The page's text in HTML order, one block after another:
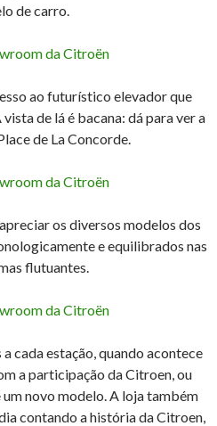
de carro.
ao futurístico elevador que
de lá é bacana: dá para ver a
de La Concorde.
os diversos modelos dos
e equilibrados nas
flutuantes.
cada estação, quando acontece
a participação da Citroen, ou
novo modelo. A loja também
contando a história da Citroen,